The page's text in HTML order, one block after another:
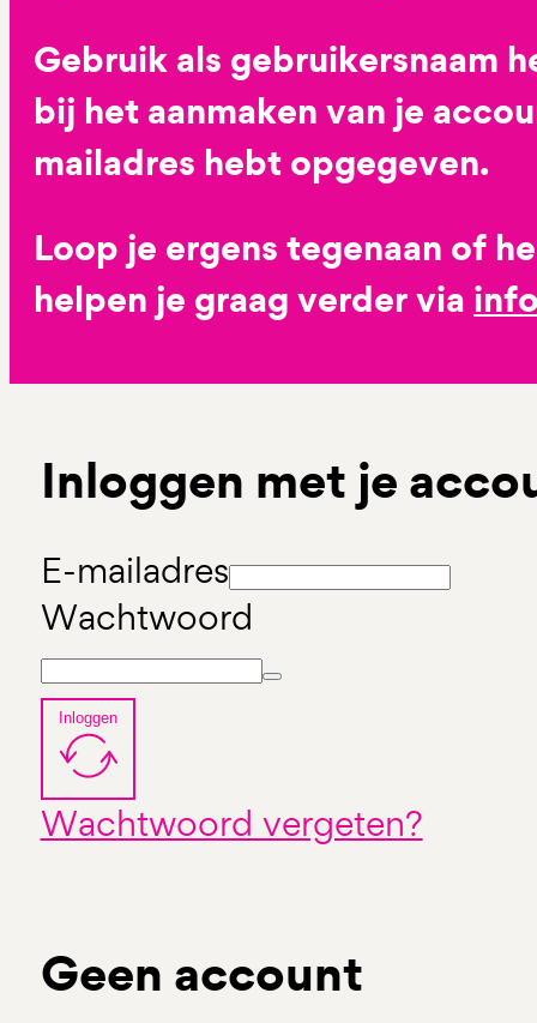
Gebruik als gebruikersnaam
bij het aanmaken van je
mailadres hebt opgegeven.
Loop je ergens tegenaan of
helpen je graag verder via
Inloggen met je
E-mailadres
Wachtwoord
Inloggen
Wachtwoord vergeten?
Geen account